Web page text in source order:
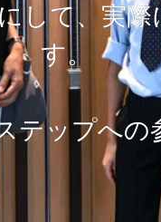
して、実
す。
ップへの